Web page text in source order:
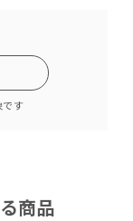
です
商品